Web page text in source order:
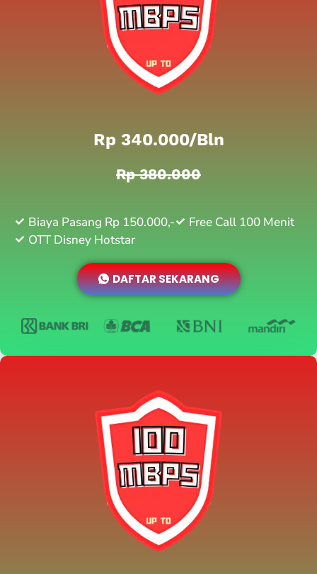
Rp 340.000/bln
Rp 380.000
Biaya Pasang Rp 150.000,-
Free Call 100 Menit
OTT Disney Hotstar
DAFTAR SEKARANG